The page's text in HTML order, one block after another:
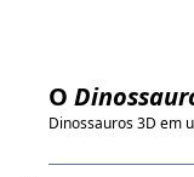
O
Dinossauros 3D em